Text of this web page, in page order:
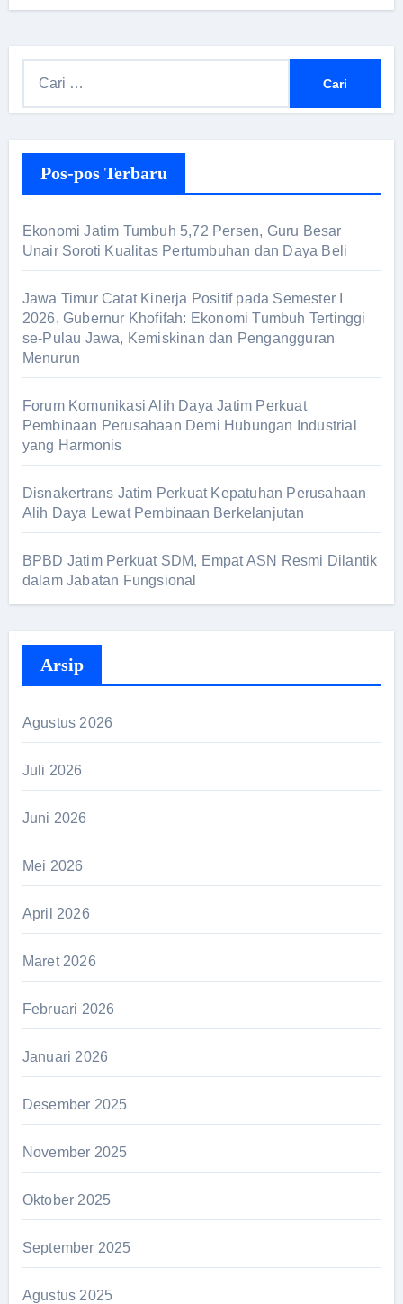
n
t
u
k
:
Pos-pos Terbaru
Ekonomi Jatim Tumbuh 5,72 Persen, Guru Besar
Unair Soroti Kualitas Pertumbuhan dan Daya Beli
Jawa Timur Catat Kinerja Positif pada Semester I
2026, Gubernur Khofifah: Ekonomi Tumbuh Tertinggi
se-Pulau Jawa, Kemiskinan dan Pengangguran
Menurun
Forum Komunikasi Alih Daya Jatim Perkuat
Pembinaan Perusahaan Demi Hubungan Industrial
yang Harmonis
Disnakertrans Jatim Perkuat Kepatuhan Perusahaan
Alih Daya Lewat Pembinaan Berkelanjutan
BPBD Jatim Perkuat SDM, Empat ASN Resmi Dilantik
dalam Jabatan Fungsional
Arsip
Agustus 2026
Juli 2026
Juni 2026
Mei 2026
April 2026
Maret 2026
Februari 2026
Januari 2026
Desember 2025
November 2025
Oktober 2025
September 2025
Agustus 2025